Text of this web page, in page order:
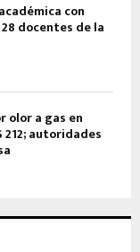
con
docentes de la
olor a gas en
212; autoridades